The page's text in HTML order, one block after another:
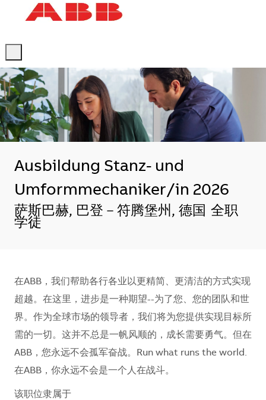
-
-
Ausbildung Stanz- und
Umformmechaniker/in 2026
地点
萨斯巴赫, 巴登－符腾堡州, 德国 全职
学徒
在ABB，我们帮助各行各业以更精简、更清洁的方式实现
超越。在这里，进步是一种期望--为了您、您的团队和世
界。作为全球市场的领导者，我们将为您提供实现目标所
需的一切。这并不总是一帆风顺的，成长需要勇气。但在
ABB，您永远不会孤军奋战。Run what runs the world.
在ABB，你永远不会是一个人在战斗。
该职位隶属于